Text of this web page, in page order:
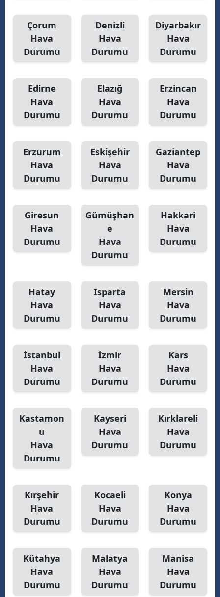
Çorum
Hava
Durumu
Denizli
Hava
Durumu
Diyarbakır
Hava
Durumu
Edirne
Hava
Durumu
Elazığ
Hava
Durumu
Erzincan
Hava
Durumu
Erzurum
Hava
Durumu
Eskişehir
Hava
Durumu
Gaziantep
Hava
Durumu
Giresun
Hava
Durumu
Gümüşhan
e
Hava
Durumu
Hakkari
Hava
Durumu
Hatay
Hava
Durumu
Isparta
Hava
Durumu
Mersin
Hava
Durumu
İstanbul
Hava
Durumu
İzmir
Hava
Durumu
Kars
Hava
Durumu
Kastamon
u
Hava
Durumu
Kayseri
Hava
Durumu
Kırklareli
Hava
Durumu
Kırşehir
Hava
Durumu
Kocaeli
Hava
Durumu
Konya
Hava
Durumu
Kütahya
Hava
Durumu
Malatya
Hava
Durumu
Manisa
Hava
Durumu